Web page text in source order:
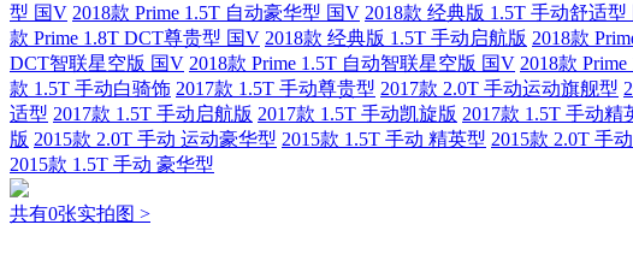
型 国V 2018款 Prime 1.5T 自动豪华型 国V 2018款 经典版 1.5T 手动舒适型
款 Prime 1.8T DCT尊贵型 国V 2018款 经典版 1.5T 手动启航版 2018款
DCT智联星空版 国V 2018款 Prime 1.5T 自动智联星空版 国V 2018款
款 1.5T 手动白骑饰 2017款 1.5T 手动尊贵型 2017款 2.0T 手动运动旗舰型
适型 2017款 1.5T 手动启航版 2017款 1.5T 手动凯旋版 2017款 1.5T 手动精
版 2015款 2.0T 手动 运动豪华型 2015款 1.5T 手动 精英型 2015款 2.0T 手
2015款 1.5T 手动 豪华型
共有0张实拍图 >